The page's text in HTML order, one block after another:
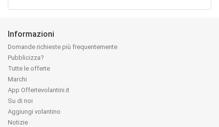
Informazioni
Domande richieste più frequentemente
Pubblicizza?
Tutte le offerte
Marchi
App Offertevolantini.it
Su di noi
Aggiungi volantino
Notizie